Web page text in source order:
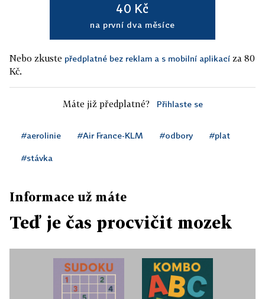
40 Kč
na první dva měsíce
Nebo zkuste předplatné bez reklam a s mobilní aplikací za 80
Kč.
Máte již předplatné? Přihlaste se
#aerolinie #Air France-KLM #odbory #plat
#stávka
Informace už máte
Teď je čas procvičit mozek